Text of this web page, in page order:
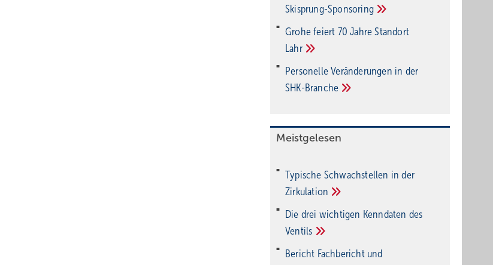
Ski­sprung-Spon­soring
Grohe feiert 70 Jahre Standort
Lahr
Personelle Veränderungen in der
SHK-Branche
Meistgelesen
Typische Schwachstellen in der
Zirkulation
Die drei wichtigen Kenndaten des
Ventils
Bericht Fachbericht und